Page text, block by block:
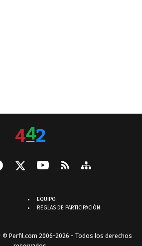
EQUIPO
REGLAS DE PARTICIPACIÓN
| © Perfil.com 2006-2026 - Todos los derechos